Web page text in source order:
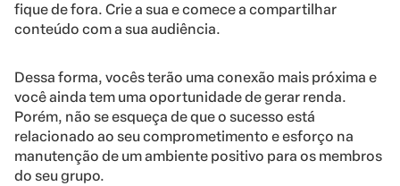
fique de fora. Crie a sua e comece a compartilhar
conteúdo com a sua audiência.
Dessa forma, vocês terão uma conexão mais próxima e
você ainda tem uma oportunidade de gerar renda.
Porém, não se esqueça de que o sucesso está
relacionado ao seu comprometimento e esforço na
manutenção de um ambiente positivo para os membros
do seu grupo.